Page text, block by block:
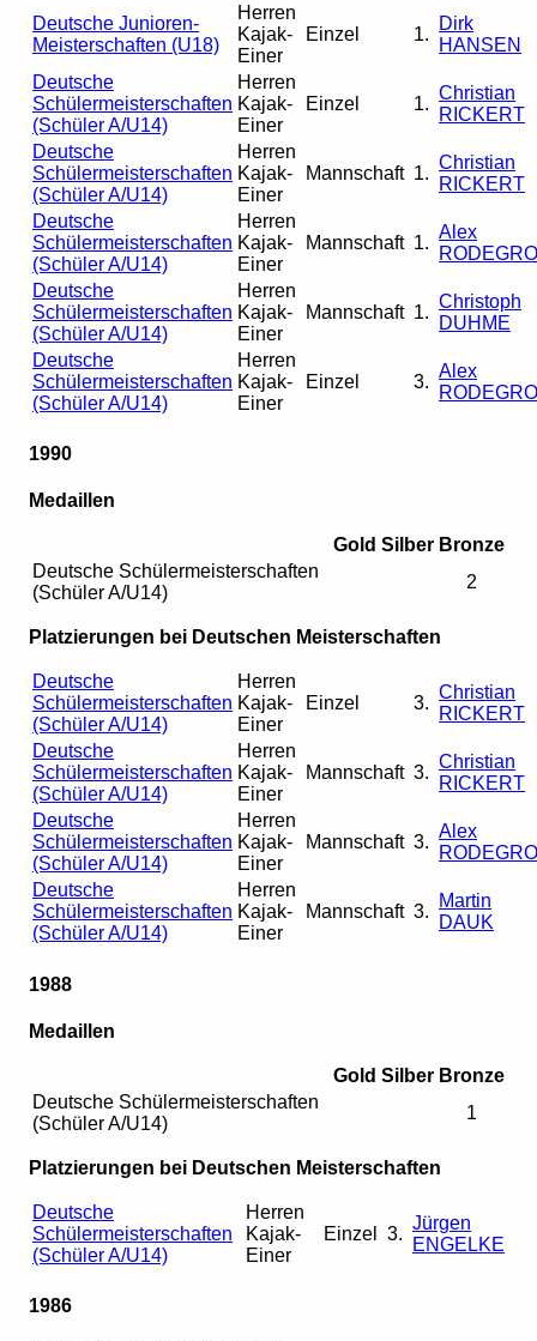
Deutsche Junioren-
Meisterschaften (U18)
Herren
Kajak-
Einer
Einzel 1.
Dirk
HANSEN
Deutsche
Schülermeisterschaften
(Schüler A/U14)
Herren
Kajak-
Einer
Einzel 1.
Christian
RICKERT
Deutsche
Schülermeisterschaften
(Schüler A/U14)
Herren
Kajak-
Einer
Mannschaft 1.
Christian
RICKERT
Deutsche
Schülermeisterschaften
(Schüler A/U14)
Herren
Kajak-
Einer
Mannschaft 1.
Alex
RODEGRO
Deutsche
Schülermeisterschaften
(Schüler A/U14)
Herren
Kajak-
Einer
Mannschaft 1.
Christoph
DUHME
Deutsche
Schülermeisterschaften
(Schüler A/U14)
Herren
Kajak-
Einer
Einzel 3.
Alex
RODEGRO
1990
Medaillen
Gold Silber Bronze
Deutsche Schülermeisterschaften
(Schüler A/U14)
2
Platzierungen bei Deutschen Meisterschaften
Deutsche
Schülermeisterschaften
(Schüler A/U14)
Herren
Kajak-
Einer
Einzel 3.
Christian
RICKERT
Deutsche
Schülermeisterschaften
(Schüler A/U14)
Herren
Kajak-
Einer
Mannschaft 3.
Christian
RICKERT
Deutsche
Schülermeisterschaften
(Schüler A/U14)
Herren
Kajak-
Einer
Mannschaft 3.
Alex
RODEGRO
Deutsche
Schülermeisterschaften
(Schüler A/U14)
Herren
Kajak-
Einer
Mannschaft 3.
Martin
DAUK
1988
Medaillen
Gold Silber Bronze
Deutsche Schülermeisterschaften
(Schüler A/U14)
1
Platzierungen bei Deutschen Meisterschaften
Deutsche
Schülermeisterschaften
(Schüler A/U14)
Herren
Kajak-
Einer
Einzel 3.
Jürgen
ENGELKE
1986